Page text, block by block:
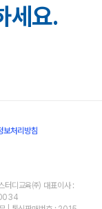
세요.
보처리방침
터디교육㈜ 대표이사 :